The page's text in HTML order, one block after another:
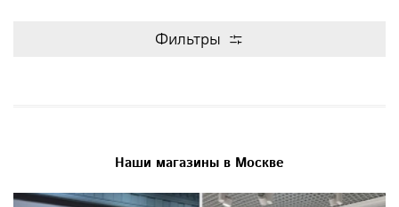
Фильтры
Наши магазины в Москве